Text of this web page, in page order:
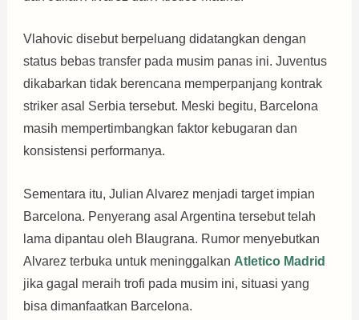
Vlahovic disebut berpeluang didatangkan dengan
status bebas transfer pada musim panas ini. Juventus
dikabarkan tidak berencana memperpanjang kontrak
striker asal Serbia tersebut. Meski begitu, Barcelona
masih mempertimbangkan faktor kebugaran dan
konsistensi performanya.
Sementara itu, Julian Alvarez menjadi target impian
Barcelona. Penyerang asal Argentina tersebut telah
lama dipantau oleh Blaugrana. Rumor menyebutkan
Alvarez terbuka untuk meninggalkan Atletico Madrid
jika gagal meraih trofi pada musim ini, situasi yang
bisa dimanfaatkan Barcelona.